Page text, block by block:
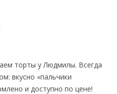
торты у Людмилы. Всегда
вкусно «пальчики
и доступно по цене!